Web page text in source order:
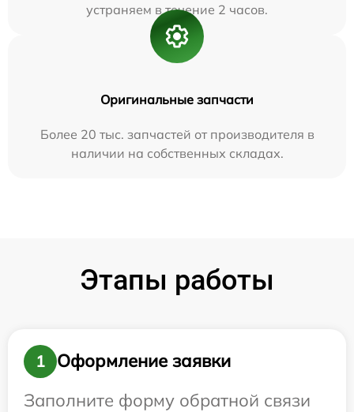
устраняем в течение 2 часов.
Оригинальные запчасти
Более 20 тыс. запчастей от производителя в
наличии на собственных складах.
Этапы работы
1
Оформление заявки
Заполните форму обратной связи